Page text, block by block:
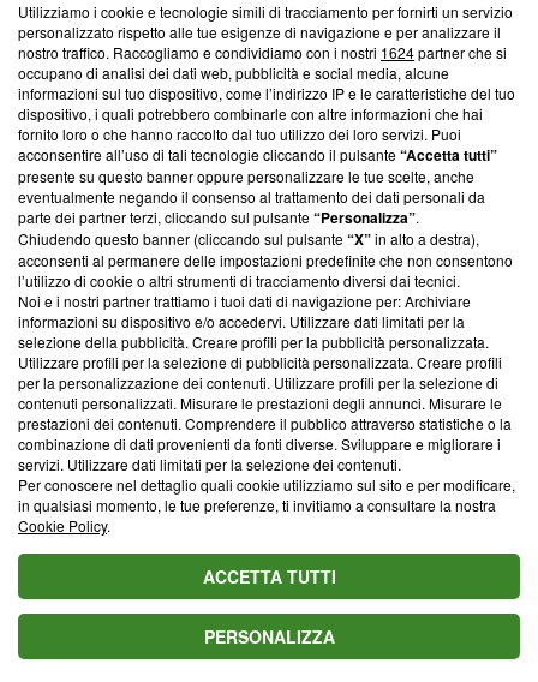
Questa sezione offre informazioni trasparenti su Blasting
News, sui nostri processi editoriali e su come ci impegniamo a
creare news di qualità. Inoltre, afferma la nostra aderenza a
‘Trust Project - News with Integrity’Blasting News non è
ancora membro del programma, ma ha richiesto di farne
parte; Trust Project non ha ancora effettuato una verifica di
conformità agli standard.
Su di noi
Team editoriale
Corporate
Redazione
Informativa Privacy
Cookie Policy
Blasting SA, IDI CHE-247.845.224, Via Carlo Frasca, 3 - 6900
Lugano (Svizzera) Tel:+39 0690258937
© 2026 Blasting News
Utilizziamo i cookie e tecnologie simili di tracciamento per fornirti un servizio
personalizzato rispetto alle tue esigenze di navigazione e per analizzare il
nostro traffico. Raccogliamo e condividiamo con i nostri 1624partner che si
occupano di analisi dei dati web, pubblicità e social media, alcune
informazioni sul tuo dispositivo, come l’indirizzo IP e le caratteristiche del tuo
dispositivo, i quali potrebbero combinarle con altre informazioni che hai
fornito loro o che hanno raccolto dal tuo utilizzo dei loro servizi. Puoi
acconsentire all’uso di tali tecnologie cliccando il pulsante“Accetta tutti”
presente su questo banner oppure personalizzare le tue scelte, anche
eventualmente negando il consenso al trattamento dei dati personali da
parte dei partner terzi, cliccando sul pulsante“Personalizza”.
Chiudendo questo banner (cliccando sul pulsante“X”in alto a destra),
acconsenti al permanere delle impostazioni predefinite che non consentono
l’utilizzo di cookie o altri strumenti di tracciamento diversi dai tecnici.
Noi e i nostri partner trattiamo i tuoi dati di navigazione per: Archiviare
informazioni su dispositivo e/o accedervi. Utilizzare dati limitati per la
selezione della pubblicità. Creare profili per la pubblicità personalizzata.
Utilizzare profili per la selezione di pubblicità personalizzata. Creare profili
per la personalizzazione dei contenuti. Utilizzare profili per la selezione di
contenuti personalizzati. Misurare le prestazioni degli annunci. Misurare le
prestazioni dei contenuti. Comprendere il pubblico attraverso statistiche o la
combinazione di dati provenienti da fonti diverse. Sviluppare e migliorare i
servizi. Utilizzare dati limitati per la selezione dei contenuti.
Per conoscere nel dettaglio quali cookie utilizziamo sul sito e per modificare,
in qualsiasi momento, le tue preferenze, ti invitiamo a consultare la nostra
Cookie Policy.
ACCETTA TUTTI
PERSONALIZZA